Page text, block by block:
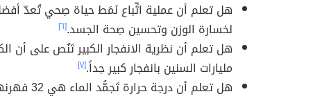
هل تعلم أن عملية اتِّباع نَمَط حياة صِحي تُعدّ
لخسارة الوزن وتحسين صِحة الجسد.[٦]
هل تعلم أن نظرية الانفجار الكبير تَنُص على أن
مليارات السنين بانفجار كبير جداً.[٧]
هل تعلم أن درجة حرارة تَجمُّد الماء هي 32 فهرنهايت.